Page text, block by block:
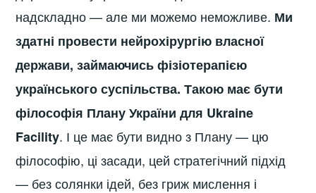
надскладно — але ми можемо неможливе. Ми
здатні провести нейрохірургію власної
держави, займаючись фізіотерапією
українського суспільства. Такою має бути
філософія Плану України для Ukraine
Facility. І це має бути видно з Плану — цю
філософію, ці засади, цей стратегічний підхід
— без солянки ідей, без гриж мислення і